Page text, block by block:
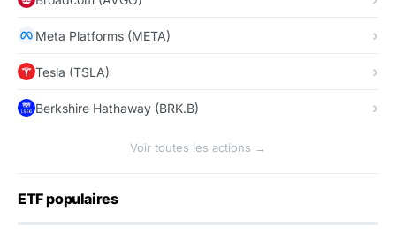
Meta Platforms (META)
Tesla (TSLA)
Berkshire Hathaway (BRK.B)
Voir toutes les actions →
ETF populaires